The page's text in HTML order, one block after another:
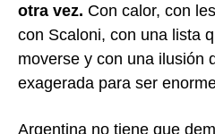
otra vez. Con calor, con
con Scaloni, con una lista
moverse y con una ilusión
exagerada para ser
Argentina no tiene que